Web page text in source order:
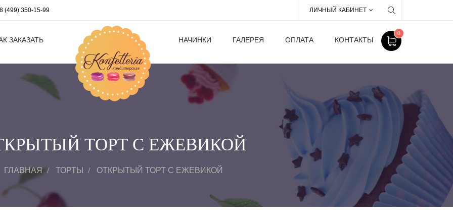
8 (499) 350-15-99 ЛИЧНЫЙ КАБИНЕТ
ЗАКАЗАТЬ НАЧИНКИ ГАЛЕРЕЯ ОПЛАТА КОНТАКТЫ
0
ТОРТ С ЕЖЕВИКОЙ
ГЛАВНАЯ ТОРТЫ ОТКРЫТЫЙ ТОРТ С ЕЖЕВИКОЙ